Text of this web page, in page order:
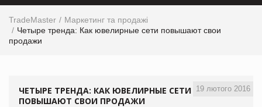
TradeMaster
Маркетинг та продажі
Четыре тренда: Как ювелирные сети повышают свои
продажи
19 лютого 2016
ЧЕТЫРЕ ТРЕНДА: КАК ЮВЕЛИРНЫЕ СЕТИ
ПОВЫШАЮТ СВОИ ПРОДАЖИ